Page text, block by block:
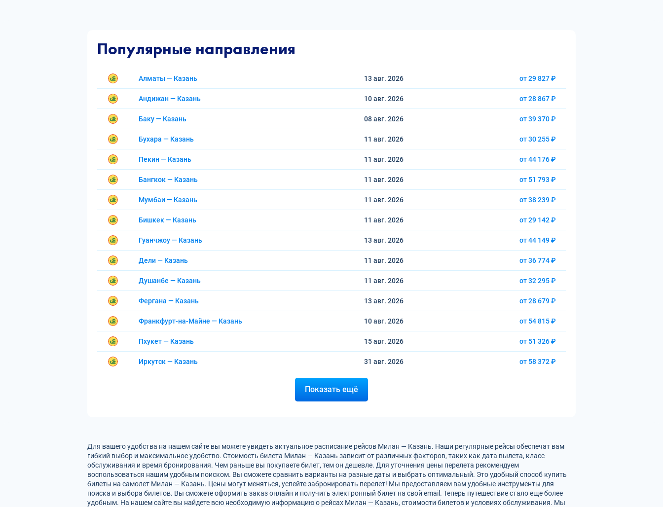
Популярные направления
Алматы — Казань 13 авг. 2026 от 29 827 ₽
Андижан — Казань 10 авг. 2026 от 28 867 ₽
Баку — Казань 08 авг. 2026 от 39 370 ₽
Бухара — Казань 11 авг. 2026 от 30 255 ₽
Пекин — Казань 11 авг. 2026 от 44 176 ₽
Бангкок — Казань 11 авг. 2026 от 51 793 ₽
Мумбаи — Казань 11 авг. 2026 от 38 239 ₽
Бишкек — Казань 11 авг. 2026 от 29 142 ₽
Гуанчжоу — Казань 13 авг. 2026 от 44 149 ₽
Дели — Казань 11 авг. 2026 от 36 774 ₽
Душанбе — Казань 11 авг. 2026 от 32 295 ₽
Фергана — Казань 13 авг. 2026 от 28 679 ₽
Франкфурт-на-Майне — Казань 10 авг. 2026 от 54 815 ₽
Пхукет — Казань 15 авг. 2026 от 51 326 ₽
Иркутск — Казань 31 авг. 2026 от 58 372 ₽
Показать ещё
Для вашего удобства на нашем сайте вы можете увидеть актуальное расписание рейсов Милан — Казань. Наши регулярные рейсы обеспечат вам
гибкий выбор и максимальное удобство. Стоимость билета Милан — Казань зависит от различных факторов, таких как дата вылета, класс
обслуживания и время бронирования. Чем раньше вы покупаете билет, тем он дешевле. Для уточнения цены перелета рекомендуем
воспользоваться нашим удобным поиском. Вы сможете сравнить варианты на разные даты и выбрать оптимальный. Это удобный способ купить
билеты на самолет Милан — Казань. Цены могут меняться, успейте забронировать перелет! Мы предоставляем вам удобные инструменты для
поиска и выбора билетов. Вы сможете оформить заказ онлайн и получить электронный билет на свой email. Теперь путешествие стало еще более
удобным. На нашем сайте вы найдете всю необходимую информацию о рейсах Милан — Казань, стоимости билетов и условиях обслуживания. Мы